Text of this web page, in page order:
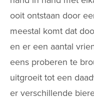
ooit ontstaan door
meestal komt dat
en er een aantal
eens proberen te
uitgroeit tot een
er verschillende